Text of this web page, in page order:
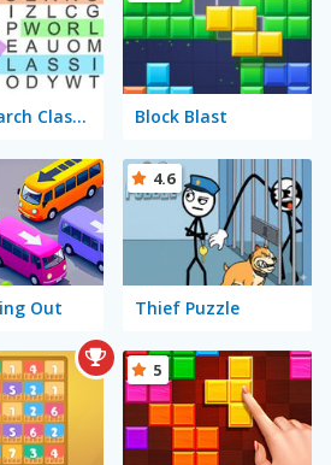
Word Search Classic Block Blast
Out Thief Puzzle
4.6
5